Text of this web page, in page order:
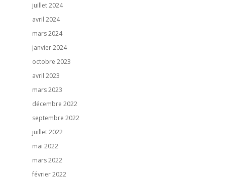
juillet 2024
avril 2024
mars 2024
janvier 2024
octobre 2023
avril 2023
mars 2023
décembre 2022
septembre 2022
juillet 2022
mai 2022
mars 2022
février 2022